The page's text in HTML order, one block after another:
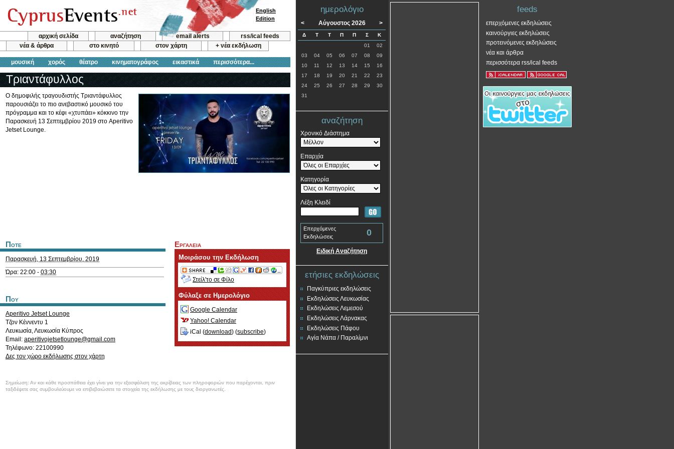
αρχική σελίδα αναζήτηση email alerts
rss/ical feeds
νέα & άρθρα
στο κινητό στον χάρτη + νέα εκδήλωση
μουσική χορός θέατρο κινηματογράφος εικαστικά περισσότερα...
English
Edition
Τριαντάφυλλος
Ο δημοφιλής τραγουδιστής Τριαντάφυλλος
παρουσιάζει το πιο ανεβαστικό μουσικό του
πρόγραμμα και το κέφι «χτυπάει» κόκκινο την
Παρασκευή 13 Σεπτεμβρίου 2019 στο Aperitivo
Jetset Lounge.
Ποτε
Παρασκευή, 13 Σεπτεμβρίου, 2019
Ώρα: 22:00 - 03:30
Που
Aperitivo Jetset Lounge
Τζον Κέννεντυ 1
Λευκωσία,Λευκωσία Κύπρος
Email: aperitivojetsetlounge@gmail.com
Τηλέφωνο: 22100990
Δες τον χώρο εκδήλωσης στον χάρτη
Εργαλεια
Μοιράσου την Εκδήλωση
Στείλ'το σε Φίλο
Φύλαξε σε Ημερολόγιο
Google Calendar
Yahoo! Calendar
iCal (download) (subscribe)
Σημείωση: Αν και κάθε προσπάθεια έχει γίνει για την εξασφάλιση της ακρίβειας των πληροφοριών που παρέχονται, πριν
ταξιδέψετε σας συμβουλεύουμε να επιβεβαιώσετε τα στοιχεία της εκδήλωσης με τους διοργανωτές.
ημερολόγιο
< Αύγουστος 2026 >
Δ Τ Τ Π Π Σ
Κ
01
02
03
04 05 06 07 08
09
10
11 12 13 14 15
16
17
18 19 20 21 22
23
24
25 26 27 28 29
30
31
αναζήτηση
Χρονικό Διάστημα
Επαρχία
Κατηγορία
Λέξη Κλειδί
Επερχόμενες
Εκδηλώσεις
0
Ειδική Αναζήτηση
ετήσιες εκδηλώσεις
Παγκύπριες εκδηλώσεις
Εκδηλώσεις Λευκωσίας
Εκδηλώσεις Λεμεσού
Εκδηλώσεις Λάρνακας
Εκδηλώσεις Πάφου
Αγία Νάπα / Παραλίμνι
feeds
επερχόμενες εκδηλώσεις
καινούργιες εκδηλώσεις
προτεινόμενες εκδηλώσεις
νέα και άρθρα
περισσότερα rss/ical feeds